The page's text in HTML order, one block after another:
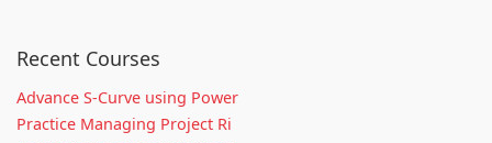
Recent Courses
Advance S-Curve using Power
Practice Managing Project Ri